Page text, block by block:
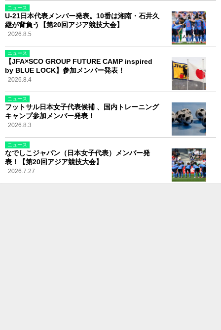
ニュース
U-21日本代表メンバー発表。10番は湘南・石井久
継が背負う【第20回アジア競技大会】
2026.8.5
ニュース
【JFA×SCO GROUP FUTURE CAMP inspired
by BLUE LOCK】参加メンバー発表！
2026.8.4
ニュース
フットサル日本女子代表候補 、国内トレーニング
キャンプ参加メンバー発表！
2026.8.3
ニュース
なでしこジャパン（日本女子代表）メンバー発
表！【第20回アジア競技大会】
2026.7.27